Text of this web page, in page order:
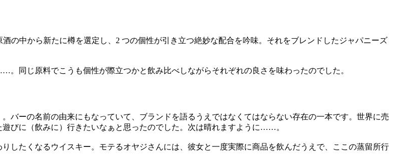
の中から新たに樽を選定し、2 つの個性が引き立つ絶妙な配合を吟味。それをブレンドしたジャパニーズ
同じ原料でこうも個性が際立つかと飲み比べしながらそれぞれの良さを味わったのでした。
バーの名前の由来にもなっていて、ブランドを語るうえではなくてはならない存在の一本です。世界に売
びに（飲みに）行きたいなぁと思ったのでした。次は晴れますように……。
したくなるウイスキー。モテるオヤジさんには、彼女と一度実際に商品を飲んだうえで、ここの蒸留所行